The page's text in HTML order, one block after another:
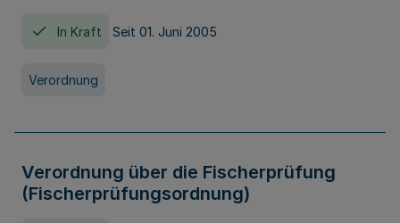
In Kraft Seit 01. Juni 2005
Verordnung
Verordnung über die Fischerprüfung
(Fischerprüfungsordnung)